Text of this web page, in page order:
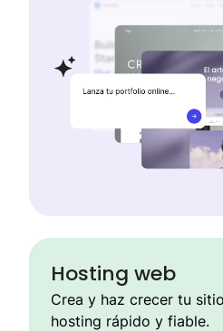
Hosting web
Crea y haz crecer tu
hosting rápido y fiable.